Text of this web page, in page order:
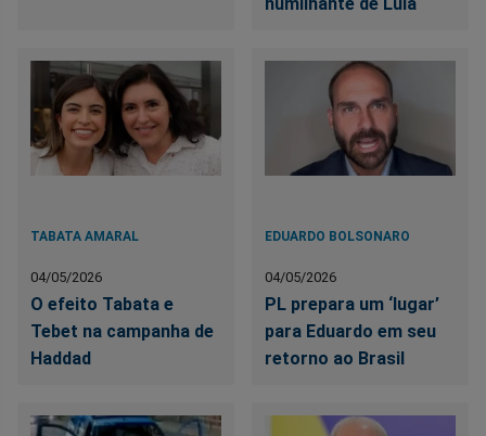
TABATA AMARAL
04/05/2026
O efeito Tabata e
Tebet na campanha de
Haddad
EDUARDO BOLSONARO
04/05/2026
PL prepara um ‘lugar’
para Eduardo em seu
retorno ao Brasil